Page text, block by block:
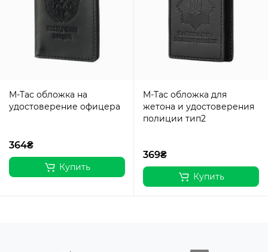
M-Tac обложка на
удостоверение офицера
364₴
Купить
M-Tac обложка для
жетона и удостоверения
полиции тип2
369₴
Купить